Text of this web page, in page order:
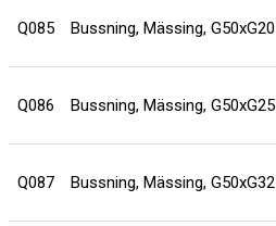
Q085 Bussning, Mässing, G50xG20
Q086 Bussning, Mässing, G50xG25
Q087 Bussning, Mässing, G50xG32